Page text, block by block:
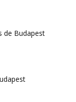
de Budapest